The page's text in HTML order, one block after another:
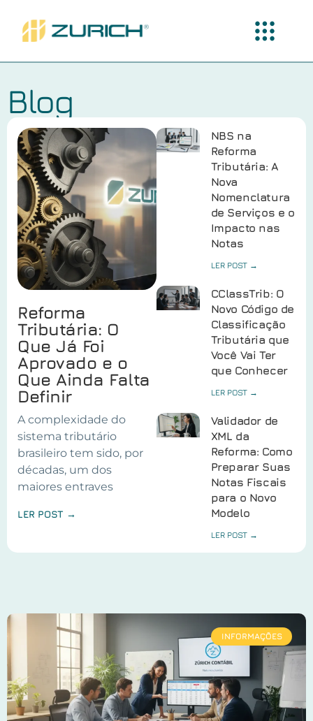
Blog
Reforma
Tributária: O
Que Já Foi
Aprovado e o
Que Ainda Falta
Definir
A complexidade do
sistema tributário
brasileiro tem sido, por
décadas, um dos
maiores entraves
LER POST →
NBS na
Reforma
Tributária: A
Nova
Nomenclatura
de Serviços e o
Impacto nas
Notas
LER POST →
CClassTrib: O
Novo Código de
Classificação
Tributária que
Você Vai Ter
que Conhecer
LER POST →
Validador de
XML da
Reforma: Como
Preparar Suas
Notas Fiscais
para o Novo
Modelo
LER POST →
INFORMAÇÕES